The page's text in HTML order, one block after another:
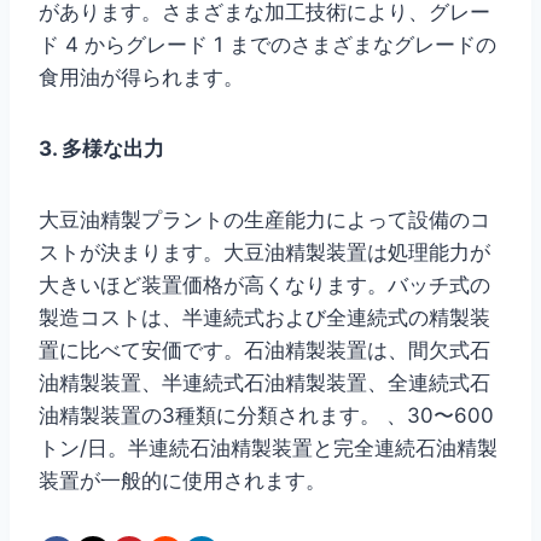
があります。さまざまな加工技術により、グレー
ド 4 からグレード 1 までのさまざまなグレードの
食用油が得られます。
3. 多様な出力
大豆油精製プラントの生産能力によって設備のコ
ストが決まります。大豆油精製装置は処理能力が
大きいほど装置価格が高くなります。バッチ式の
製造コストは、半連続式および全連続式の精製装
置に比べて安価です。石油精製装置は、間欠式石
油精製装置、半連続式石油精製装置、全連続式石
油精製装置の3種類に分類されます。 、30〜600
トン/日。半連続石油精製装置と完全連続石油精製
装置が一般的に使用されます。